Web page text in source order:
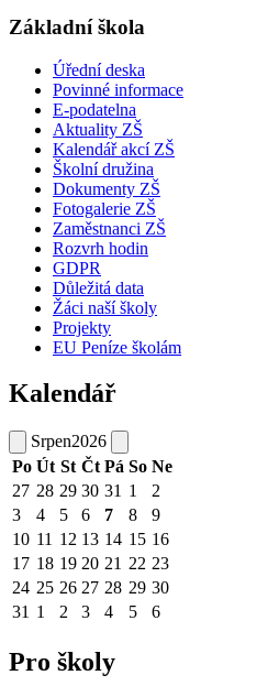
Základní škola
Úřední deska
Povinné informace
E-podatelna
Aktuality ZŠ
Kalendář akcí ZŠ
Školní družina
Dokumenty ZŠ
Fotogalerie ZŠ
Zaměstnanci ZŠ
Rozvrh hodin
GDPR
Důležitá data
Žáci naší školy
Projekty
EU Peníze školám
Kalendář
Srpen2026
Po Út St Čt Pá So Ne
27 28 29 30 31 1
2
3
4 5 6 7 8
9
10 11 12 13 14 15 16
17 18 19 20 21 22 23
24 25 26 27 28 29 30
31 1 2 3 4 5 6
Pro školy